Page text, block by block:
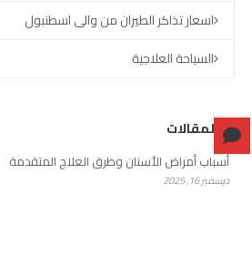
اسعار تذاكر الطيران من والى اسطنبول
السياحة العلاجية
آخر المقالات
أسباب أمراض الأسنان وطرق العلاج المتقدمة
ديسمبر 16, 2025